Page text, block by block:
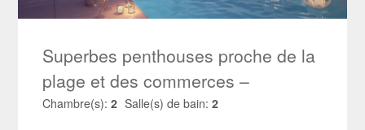
Superbes penthouses proche de la
plage et des commerces –
HRD1907
Chambre(s): 2 Salle(s) de bain: 2